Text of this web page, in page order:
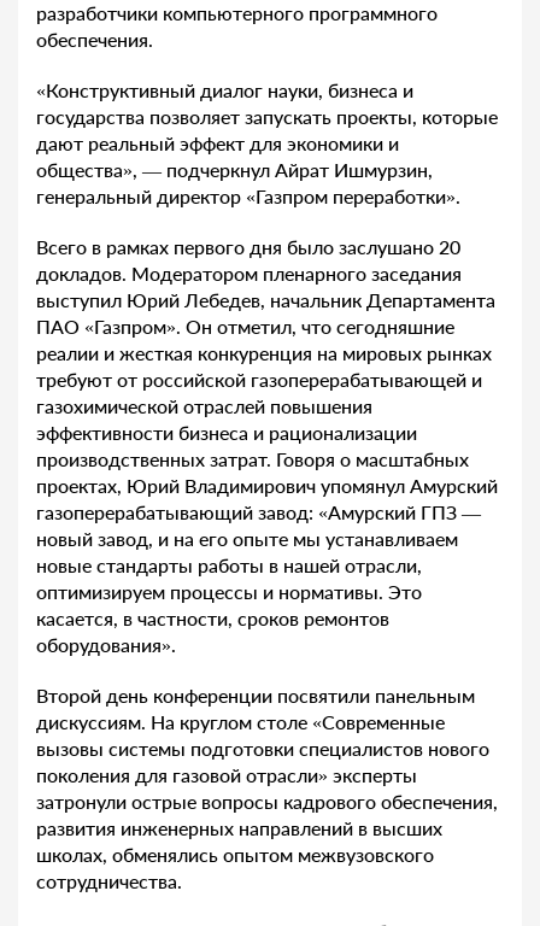
разработчики компьютерного программного
обеспечения.
«Конструктивный диалог науки, бизнеса и
государства позволяет запускать проекты, которые
дают реальный эффект для экономики и
общества», — подчеркнул Айрат Ишмурзин,
генеральный директор «Газпром переработки».
Всего в рамках первого дня было заслушано 20
докладов. Модератором пленарного заседания
выступил Юрий Лебедев, начальник Департамента
ПАО «Газпром». Он отметил, что сегодняшние
реалии и жесткая конкуренция на мировых рынках
требуют от российской газоперерабатывающей и
газохимической отраслей повышения
эффективности бизнеса и рационализации
производственных затрат. Говоря о масштабных
проектах, Юрий Владимирович упомянул Амурский
газоперерабатывающий завод: «Амурский ГПЗ —
новый завод, и на его опыте мы устанавливаем
новые стандарты работы в нашей отрасли,
оптимизируем процессы и нормативы. Это
касается, в частности, сроков ремонтов
оборудования».
Второй день конференции посвятили панельным
дискуссиям. На круглом столе «Современные
вызовы системы подготовки специалистов нового
поколения для газовой отрасли» эксперты
затронули острые вопросы кадрового обеспечения,
развития инженерных направлений в высших
школах, обменялись опытом межвузовского
сотрудничества.